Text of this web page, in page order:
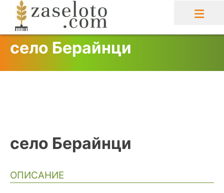
content
село Берайнци
село Берайнци
ОПИСАНИЕ